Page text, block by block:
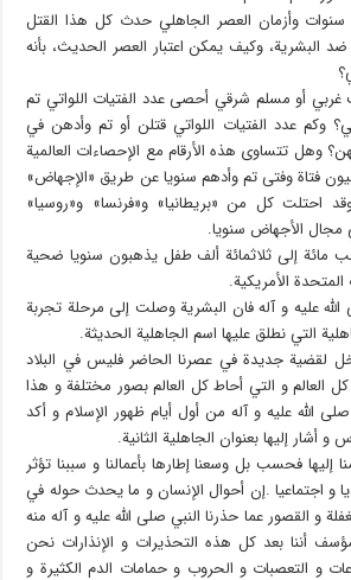
وأزمان العصر الجاهلي حدث كل هذا القتل
البشرية، وكيف يمكن اعتبار العصر الحديث، بأنه
أو مسلم شرقي أحصى عدد الفتيات اللواتي تم
وكم عدد الفتيات اللواتي قتلن أو تم وأدهن في
وهل تتساوى هذه الأرقام مع الإحصاءات العالمية
فتاة وفتى تم وأدهم سنويا عن طريق «الإجهاض»
احتلت كل من «بريطانيا» و«فرنسا» و«روسيا»
مجال الأجهاض سنويا.
مائة إلى ثلاثمائة ألف طفل يذهبون سنويا ضحية
المتحدة الأمريكية.
علیه و آله فان البشرية وصلت إلى مرحلة تجربة
التي نطلق عليها اسم الجاهلية الحديثة.
لقضية جديدة في عصرنا الحاضر فليس في البلاد
العالم و التي أحاط كل العالم بصور مختلفة و هذا
الله علیه و آله من أول أيام ظهور الإسلام و أكد
إليها بعنوان الجاهلية الثانية.
إليها فحسب بل وسعنا إطارها بأعمالنا و سببنا تؤثر
و اجتماعيا .إن أحوال الإنسان و ما يحدث حوله في
و القصور عما حذرنا النبي صلی الله علیه و آله منه
المؤسف أننا بعد كل هذه التحذيرات و الإنذارات نحن
و التعصبات و الحروب و حمامات الدم الكثيرة و